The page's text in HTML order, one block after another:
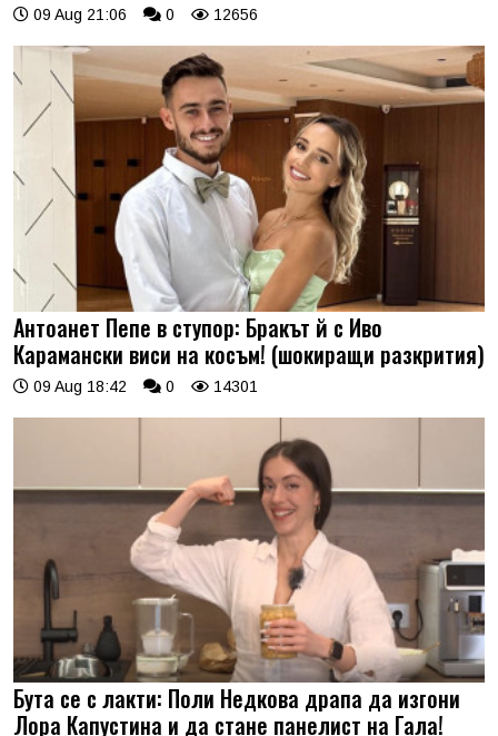
09 Aug 21:06 0 12656
Антоанет Пепе в ступор: Бракът й с Иво
Карамански виси на косъм! (шокиращи разкрития)
09 Aug 18:42 0 14301
Бута се с лакти: Поли Недкова драпа да изгони
Лора Капустина и да стане панелист на Гала!